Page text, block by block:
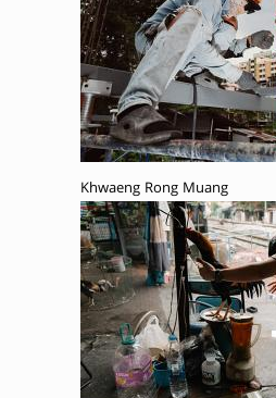
Khwaeng Rong Muang